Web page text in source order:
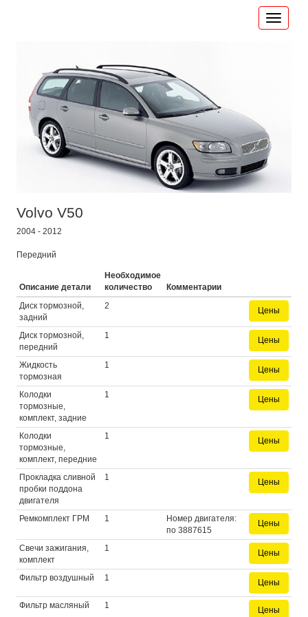
Volvo V50
2004 - 2012
Передний
Описание детали
Необходимое
количество
Комментарии
Диск тормозной,
задний
2 Цены
Диск тормозной,
передний
1 Цены
Жидкость
тормозная
1 Цены
Колодки
тормозные,
комплект, задние
1 Цены
Колодки
тормозные,
комплект, передние
1 Цены
Прокладка сливной
пробки поддона
двигателя
1 Цены
Ремкомплект ГРМ 1
Номер двигателя:
по 3887615
Цены
Свечи зажигания,
комплект
1 Цены
Фильтр воздушный 1 Цены
Фильтр масляный 1 Цены